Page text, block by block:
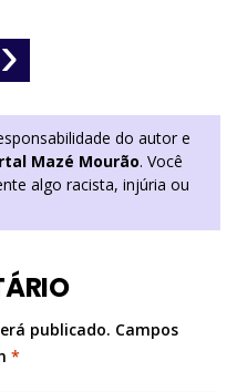
›
do autor e
Mazé Mourão. Você
algo racista, injúria ou
publicado. Campos
*